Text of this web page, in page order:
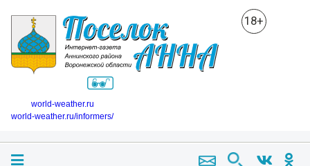
18+
world-weather.ru
world-weather.ru/informers/